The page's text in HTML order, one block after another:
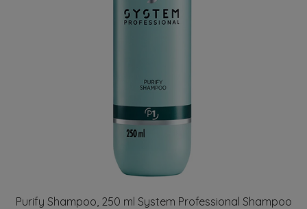
Purify Shampoo, 250 ml System Professional Shampoo